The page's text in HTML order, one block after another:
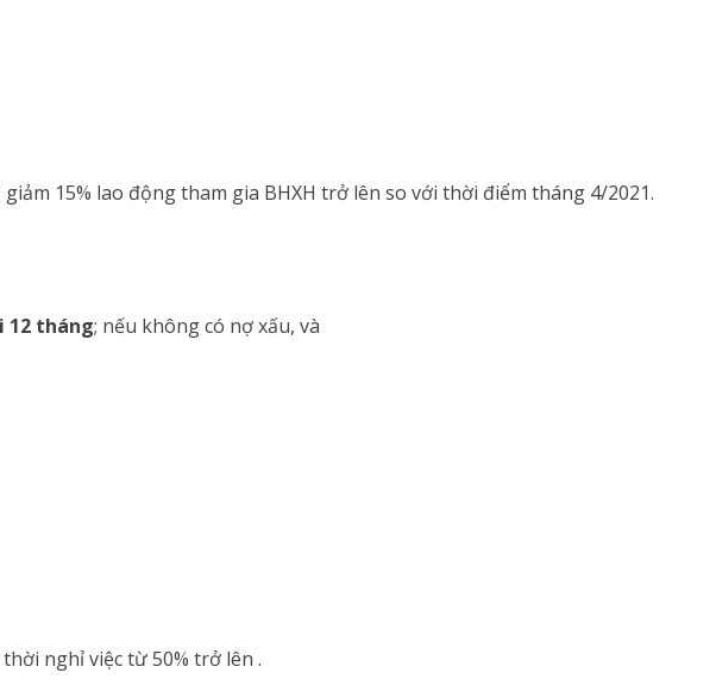
15% lao động tham gia BHXH trở lên so với thời điểm tháng 4/2021.
12 tháng; nếu không có nợ xấu, và
nghỉ việc từ 50% trở lên .